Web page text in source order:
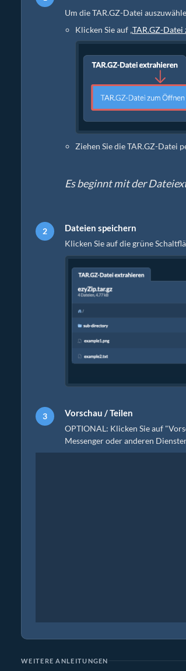
Um die TAR.GZ-Datei
Klicken Sie auf „TAR.GZ-Datei
Ziehen Sie die TAR.GZ-Datei
Es beginnt mit der
Dateien speichern
Klicken Sie auf die grüne
Vorschau / Teilen
OPTIONAL: Klicken Sie auf
Messenger oder anderen
WEITERE ANLEITUNGEN